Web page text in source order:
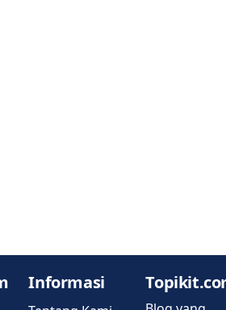
Informasi